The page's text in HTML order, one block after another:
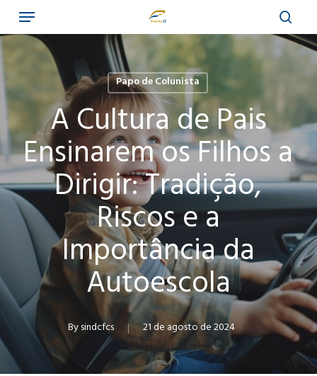
Skip
to
main
content
Menu
Papo de Colunista
A Cultura de Pais
Ensinarem os Filhos a
Dirigir: Tradição,
Riscos e a
Importância da
Autoescola
Bysindcfcs 21 de agosto de 2024